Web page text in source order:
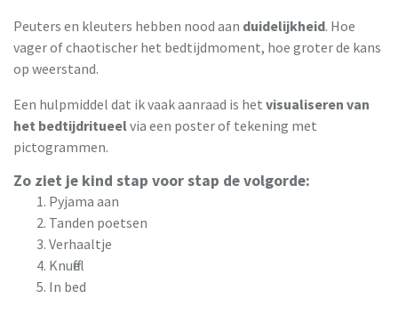
Peuters en kleuters hebben nood aan duidelijkheid. Hoe
vager of chaotischer het bedtijdmoment, hoe groter de kans
op weerstand.
Een hulpmiddel dat ik vaak aanraad is het visualiseren van
het bedtijdritueel via een poster of tekening met
pictogrammen.
Zo ziet je kind stap voor stap de volgorde:
Pyjama aan
Tanden poetsen
Verhaaltje
Knuffel
In bed